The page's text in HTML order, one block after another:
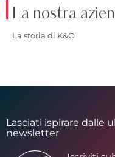
La nostra
La storia di K&Ö
Lasciati ispirare dalle
newsletter